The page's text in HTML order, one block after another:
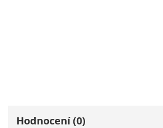
Hodnocení (0)